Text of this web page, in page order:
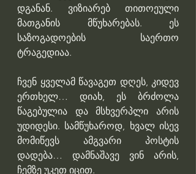
დგანან. ვიზიარებ თითოეული
მათგანის მწუხარებას. ეს
საზოგადოების საერთო
ტრაგედიაა.
ჩვენ ყველამ წავაგეთ დღეს, კიდევ
ერთხელ… დიახ, ეს ბრძოლა
წაგებულია და მსხვერპლი არის
უდიდესი. სამწუხაროდ, ხვალ ისევ
მომიწევს ამგვარი პოსტის
დადება… დამნაშავე ვინ არის,
ჩემზე უკეთ იცით.